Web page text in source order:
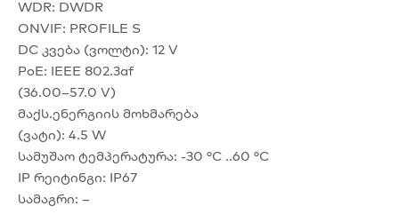
WDR: DWDR
ONVIF: PROFILE S
DC კვება (ვოლტი): 12 V
PoE: IEEE 802.3af
(36.00–57.0 V)
მაქს.ენერგიის მოხმარება
(ვატი): 4.5 W
სამუშაო ტემპერატურა: -30 °C ..60 °C
IP რეიტინგი: IP67
სამაგრი: –